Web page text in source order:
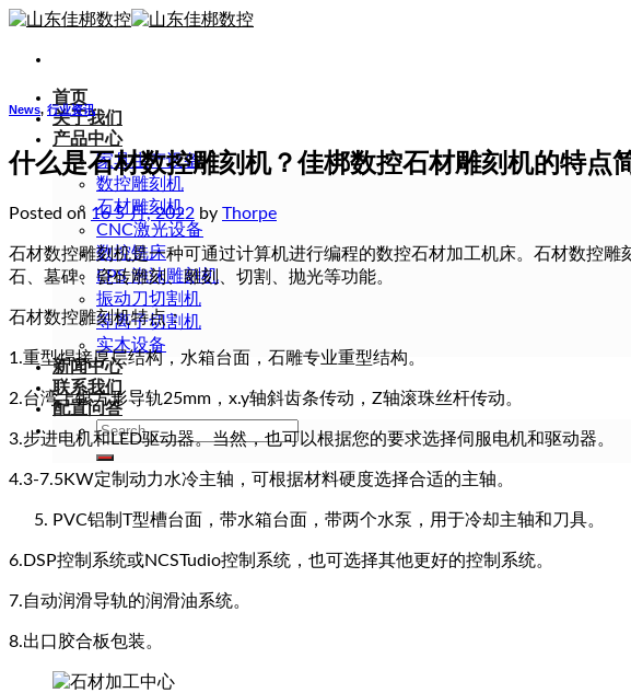
Skip
content
首页
关于我们
产品中心
家具生产设备
数控雕刻机
石材雕刻机
CNC激光设备
数控铣床
EPS 泡沫雕刻机
振动刀切割机
等离子切割机
实木设备
新闻中心
联系我们
配置问答
Search
for:
News, 行业资讯
什么是石材数控雕刻机？佳梆数控石材雕刻机的特点
Posted on 16 5 月, 2022 by Thorpe
石材数控雕刻机是一种可通过计算机进行编程的数控石材加工机床。石材数控
石、墓碑、瓷砖雕刻、雕刻、切割、抛光等功能。
石材数控雕刻机特点：
1.重型焊接厚层结构，水箱台面，石雕专业重型结构。
2.台湾上银方形导轨25mm，x.y轴斜齿条传动，Z轴滚珠丝杆传动。
3.步进电机和LED驱动器。当然，也可以根据您的要求选择伺服电机和驱动器。
4.3-7.5KW定制动力水冷主轴，可根据材料硬度选择合适的主轴。
PVC铝制T型槽台面，带水箱台面，带两个水泵，用于冷却主轴和刀具。
6.DSP控制系统或NCSTudio控制系统，也可选择其他更好的控制系统。
7.自动润滑导轨的润滑油系统。
8.出口胶合板包装。